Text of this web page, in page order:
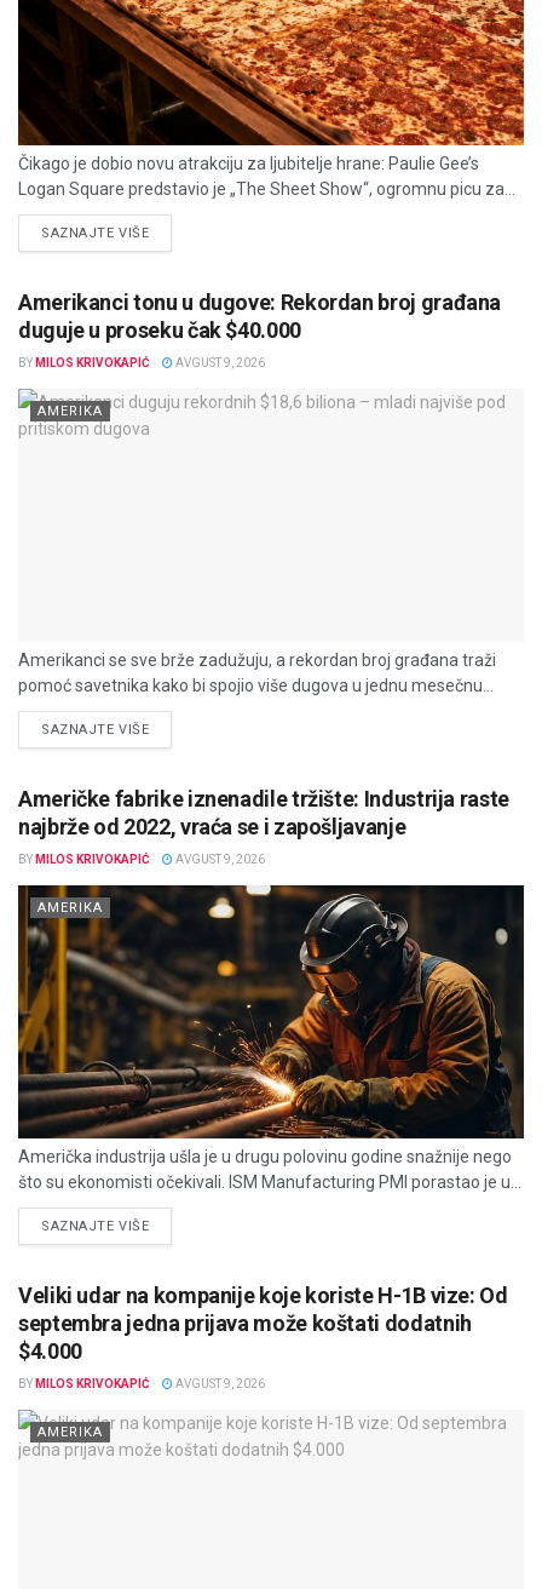
Čikago je dobio novu atrakciju za ljubitelje hrane: Paulie Gee’s
Logan Square predstavio je „The Sheet Show“, ogromnu picu za...
SAZNAJTE VIŠEDETAILS
Amerikanci tonu u dugove: Rekordan broj građana
duguje u proseku čak $40.000
BY MILOS KRIVOKAPIĆ AVGUST 9, 2026
AMERIKA
Amerikanci se sve brže zadužuju, a rekordan broj građana traži
pomoć savetnika kako bi spojio više dugova u jednu mesečnu...
SAZNAJTE VIŠEDETAILS
Američke fabrike iznenadile tržište: Industrija raste
najbrže od 2022, vraća se i zapošljavanje
BY MILOS KRIVOKAPIĆ AVGUST 9, 2026
AMERIKA
Američka industrija ušla je u drugu polovinu godine snažnije nego
što su ekonomisti očekivali. ISM Manufacturing PMI porastao je u...
SAZNAJTE VIŠEDETAILS
Veliki udar na kompanije koje koriste H-1B vize: Od
septembra jedna prijava može koštati dodatnih
$4.000
BY MILOS KRIVOKAPIĆ AVGUST 9, 2026
AMERIKA